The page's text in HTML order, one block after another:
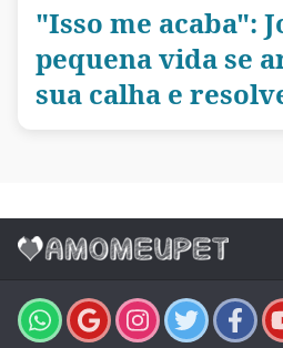
"Isso me acaba":
pequena vida se
sua calha e